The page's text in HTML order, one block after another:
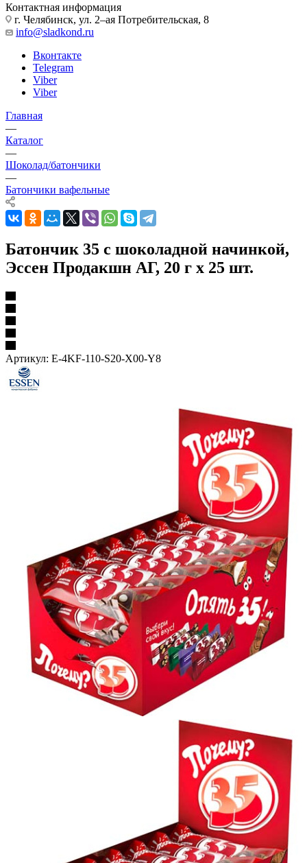
Контактная информация
г. Челябинск, ул. 2–ая Потребительская, 8
info@sladkond.ru
Вконтакте
Telegram
Viber
Viber
Главная
—
Каталог
—
Шоколад/батончики
—
Батончики вафельные
Батончик 35 с шоколадной начинкой,
Эссен Продакшн АГ, 20 г х 25 шт.
Артикул: E-4KF-110-S20-X00-Y8